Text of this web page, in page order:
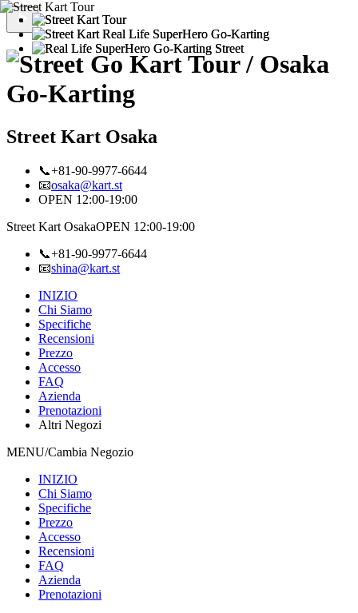
Street Kart Osaka
📞+81-90-9977-6644
📧osaka@kart.st
OPEN 12:00-19:00
Street Kart OsakaOPEN 12:00-19:00
📞+81-90-9977-6644
📧shina@kart.st
INIZIO
Chi Siamo
Specifiche
Recensioni
Prezzo
Accesso
FAQ
Azienda
Prenotazioni
Altri Negozi
MENU/Cambia Negozio
INIZIO
Chi Siamo
Specifiche
Prezzo
Accesso
Recensioni
FAQ
Azienda
Prenotazioni